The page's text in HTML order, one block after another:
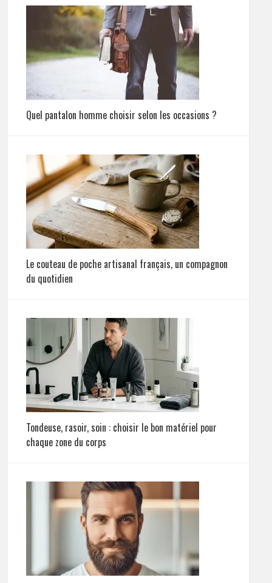
Quel pantalon homme choisir selon les occasions ?
Le couteau de poche artisanal français, un compagnon
du quotidien
Tondeuse, rasoir, soin : choisir le bon matériel pour
chaque zone du corps